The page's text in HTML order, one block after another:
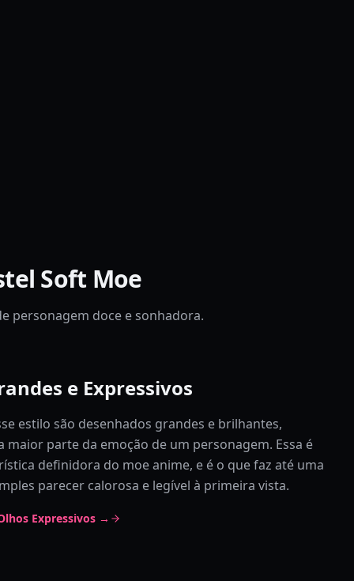
Soft Moe
personagem doce e sonhadora.
e Expressivos
estilo são desenhados grandes e brilhantes,
maior parte da emoção de um personagem. Essa é
definidora do moe anime, e é o que faz até uma
parecer calorosa e legível à primeira vista.
Expressivos →